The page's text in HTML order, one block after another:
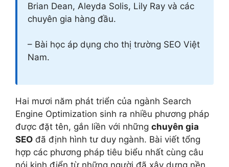
Brian Dean, Aleyda Solis, Lily Ray và các
chuyên gia hàng đầu.
– Bài học áp dụng cho thị trường SEO Việt
Nam.
Hai mươi năm phát triển của ngành Search
Engine Optimization sinh ra nhiều phương pháp
được đặt tên, gắn liền với những chuyên gia
SEO đã định hình tư duy ngành. Bài viết tổng
hợp các phương pháp tiêu biểu nhất cùng câu
nói kinh điển từ những người đã xây dựng nền